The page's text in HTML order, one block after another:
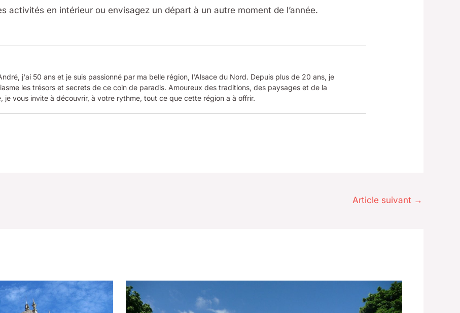
activités en intérieur ou envisagez un départ à un autre moment de l’année.
j'ai 50 ans et je suis passionné par ma belle région, l'Alsace du Nord. Depuis plus de 20 ans, je
les trésors et secrets de ce coin de paradis. Amoureux des traditions, des paysages et de la
je vous invite à découvrir, à votre rythme, tout ce que cette région a à offrir.
Article suivant →